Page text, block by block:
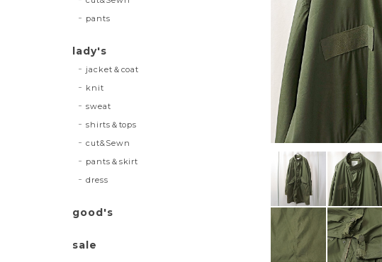
pants
lady's
jacket＆coat
knit
sweat
shirts＆tops
cut&Sewn
pants＆skirt
dress
good's
sale